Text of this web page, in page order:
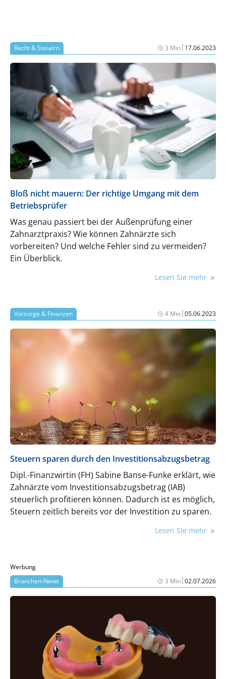
Recht & Steuern 3 Min| 17.06.2023
Bloß nicht mauern: Der richtige Umgang mit dem
Betriebsprüfer
Was genau passiert bei der Außenprüfung einer
Zahnarztpraxis? Wie können Zahnärzte sich
vorbereiten? Und welche Fehler sind zu vermeiden?
Ein Überblick.
Lesen Sie mehr
Vorsorge & Finanzen 4 Min|05.06.2023
Steuern sparen durch den Investitionsabzugsbetrag
Dipl.-Finanzwirtin (FH) Sabine Banse-Funke erklärt, wie
Zahnärzte vom Investitionsabzugsbetrag (IAB)
steuerlich profitieren können. Dadurch ist es möglich,
Steuern zeitlich bereits vor der Investition zu sparen.
Lesen Sie mehr
Werbung
Branchen-News
3 Min|02.07.2026